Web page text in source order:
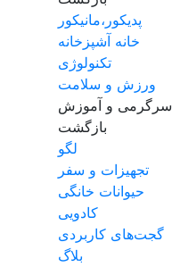
پدیکور،مانیکور
خانه آشپزخانه
تکنولوژی
ورزش و سلامت
سرگرمی و آموزش
بازگشت
لگو
تجهیزات و سفر
حیوانات خانگی
کادویی
گجت‌های کاربردی
بلاگ